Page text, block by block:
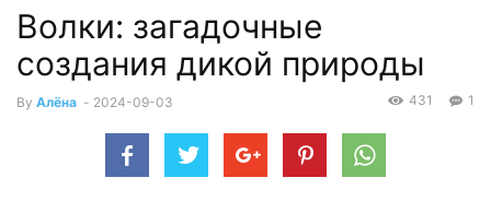
Волки: загадочные
создания дикой природы
By Алёна - 2024-09-03 1
431